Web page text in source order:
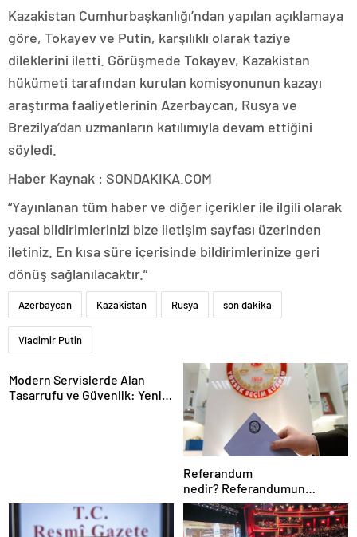
Kazakistan Cumhurbaşkanlığı’ndan yapılan açıklamaya
göre, Tokayev ve Putin, karşılıklı olarak taziye
dileklerini iletti. Görüşmede Tokayev, Kazakistan
hükümeti tarafından kurulan komisyonunun kazayı
araştırma faaliyetlerinin Azerbaycan, Rusya ve
Brezilya’dan uzmanların katılımıyla devam ettiğini
söyledi.
Haber Kaynak : SONDAKIKA.COM
“Yayınlanan tüm haber ve diğer içerikler ile ilgili olarak
yasal bildirimlerinizi bize iletişim sayfası üzerinden
iletiniz. En kısa süre içerisinde bildirimlerinize geri
dönüş sağlanılacaktır.”
Azerbaycan Kazakistan Rusya son dakika
Vladimir Putin
Modern Servislerde Alan
Tasarrufu ve Güvenlik: Yeni
Referandum
nedir? Referandumun
yapılma nedenleri